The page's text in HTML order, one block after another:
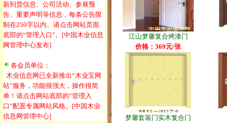
新到货信息、公司活动、参展预
告、重要声明等信息，每条公告限
制在250字以内。请点击网站页面
底部的“管理入口”。[中国木业信息
网管理中心发布]
各会员单位：
木业信息网已全新推出“木业宝网
站”服务，功能很强大，操作很简
单！请点击网站底部的“管理入
口”配置专属网站风格。[中国木业
信息网管理中心]
江山梦馨复合烤漆门
价格：369元/张
梦馨套装门实木复合门